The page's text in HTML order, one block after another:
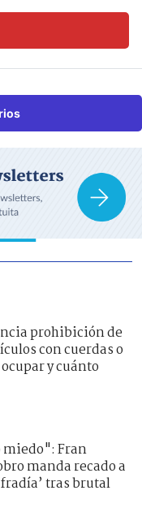
prohibición de
con cuerdas o
y cuánto
miedo": Fran
manda recado a
tras brutal